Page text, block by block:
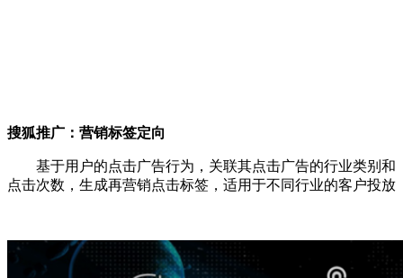
搜狐推广： 营销标签定向
基于用户的点击广告行为，关联其点击广告的行业类别和
点击次数，生成再营销点击标签，适用于不同行业的客户投放